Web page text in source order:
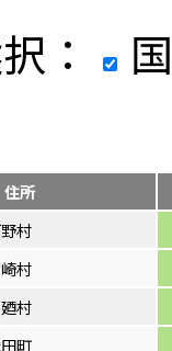
：
住所
村
村
村
町